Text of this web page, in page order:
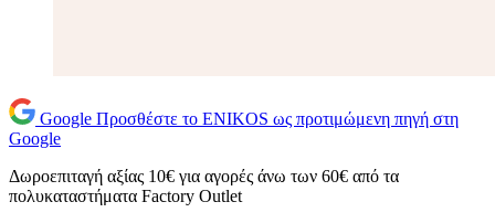
Google Προσθέστε το ENIKOS ως προτιμώμενη πηγή στη
Google
Δωροεπιταγή αξίας 10€ για αγορές άνω των 60€ από τα
πολυκαταστήματα Factory Outlet